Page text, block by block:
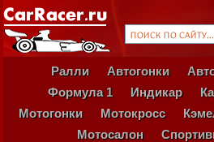
Ралли Автогонки
Формула 1
Индикар
Мотогонки
Мотокросс
Мотосалон